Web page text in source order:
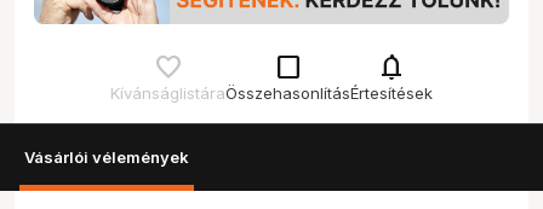
Kívánságlistára
check_box_outline_blank
Összehasonlítás
notifications
Értesítések
Vásárlói vélemények